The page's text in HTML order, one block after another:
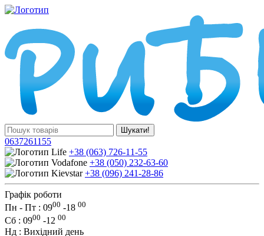
Шукати!
0637261155
+38 (063) 726-11-55
+38 (050) 232-63-60
+38 (096) 241-28-86
Графік роботи
Пн - Пт : 0900 -18 00
Сб : 0900 -12 00
Нд : Вихідний день